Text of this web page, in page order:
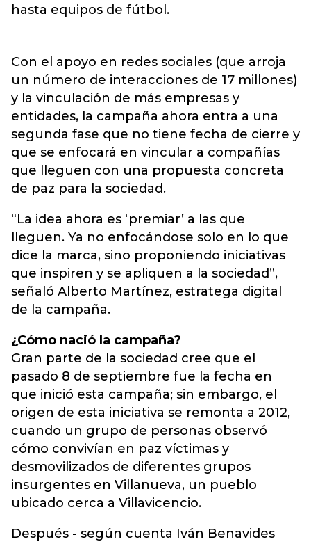
hasta equipos de fútbol.
Con el apoyo en redes sociales (que arroja
un número de interacciones de 17 millones)
y la vinculación de más empresas y
entidades, la campaña ahora entra a una
segunda fase que no tiene fecha de cierre y
que se enfocará en vincular a compañías
que lleguen con una propuesta concreta
de paz para la sociedad.
“La idea ahora es ‘premiar’ a las que
lleguen. Ya no enfocándose solo en lo que
dice la marca, sino proponiendo iniciativas
que inspiren y se apliquen a la sociedad”,
señaló Alberto Martínez, estratega digital
de la campaña.
¿Cómo nació la campaña?
Gran parte de la sociedad cree que el
pasado 8 de septiembre fue la fecha en
que inició esta campaña; sin embargo, el
origen de esta iniciativa se remonta a 2012,
cuando un grupo de personas observó
cómo convivían en paz víctimas y
desmovilizados de diferentes grupos
insurgentes en Villanueva, un pueblo
ubicado cerca a Villavicencio.
Después - según cuenta Iván Benavides